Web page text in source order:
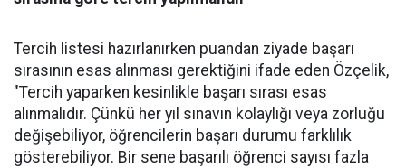
Tercih listesi hazırlanırken puandan ziyade başarı
sırasının esas alınması gerektiğini ifade eden Özçelik,
"Tercih yaparken kesinlikle başarı sırası esas
alınmalıdır. Çünkü her yıl sınavın kolaylığı veya zorluğu
değişebiliyor, öğrencilerin başarı durumu farklılık
gösterebiliyor. Bir sene başarılı öğrenci sayısı fazla